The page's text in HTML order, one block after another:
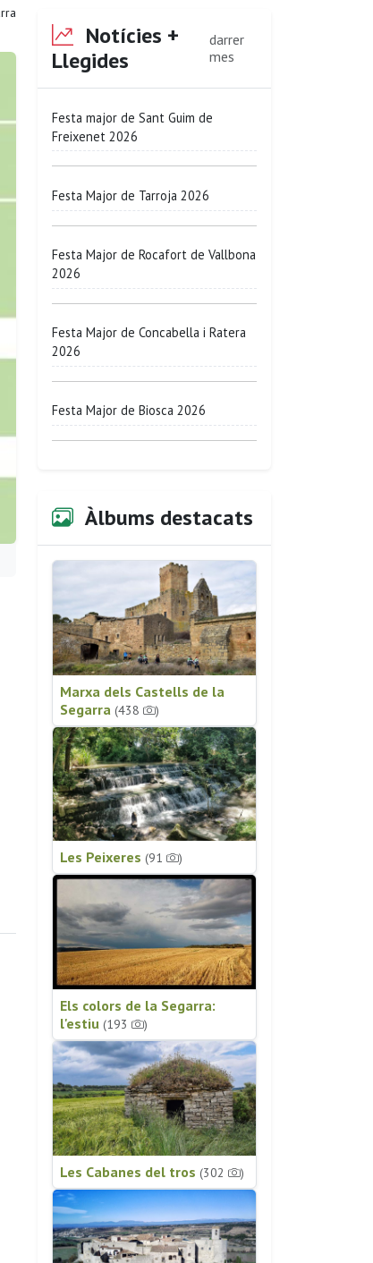
Notícies +
Llegides
darrer
mes
Festa major de Sant Guim de
Freixenet 2026
Festa Major de Tarroja 2026
Festa Major de Rocafort de Vallbona
2026
Festa Major de Concabella i Ratera
2026
Festa Major de Biosca 2026
Àlbums destacats
Marxa dels Castells de la
Segarra (438 )
Les Peixeres (91 )
Els colors de la Segarra:
l'estiu (193 )
Les Cabanes del tros (302 )